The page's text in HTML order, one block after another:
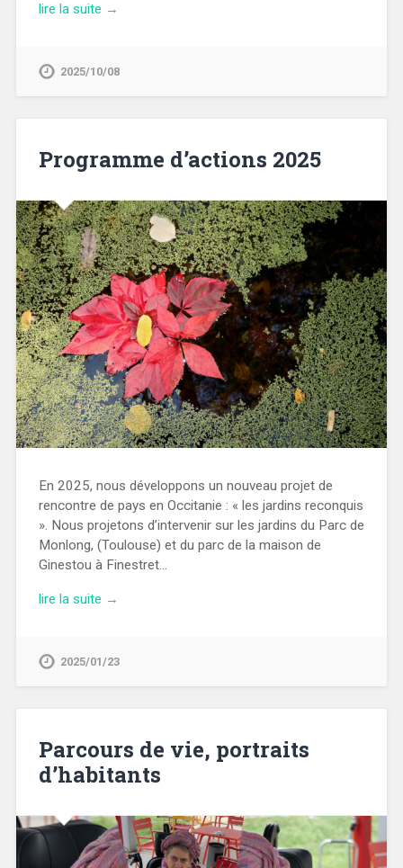
lire la suite →
2025/10/08
Programme d’actions 2025
En 2025, nous développons un nouveau projet de
rencontre de pays en Occitanie : « les jardins reconquis
». Nous projetons d’intervenir sur les jardins du Parc de
Monlong, (Toulouse) et du parc de la maison de
Ginestou à Finestret…
lire la suite →
2025/01/23
Parcours de vie, portraits
d’habitants